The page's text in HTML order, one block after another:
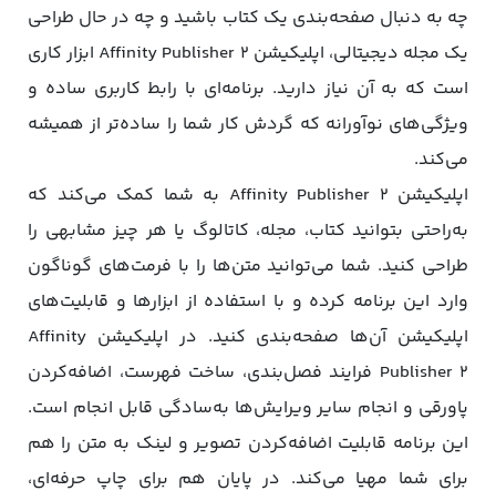
چه به دنبال صفحه‌بندی یک کتاب باشید و چه در حال طراحی
یک مجله دیجیتالی، اپلیکیشن Affinity Publisher 2 ابزار کاری
است که به آن نیاز دارید. برنامه‌ای با رابط کاربری ساده و
ویژگی‌های نوآورانه که گردش کار شما را ساده‌تر از همیشه
می‌کند.
اپلیکیشن Affinity Publisher 2 به شما کمک می‌کند که
به‌راحتی بتوانید کتاب، مجله، کاتالوگ یا هر چیز مشابهی را
طراحی کنید. شما می‌توانید متن‌ها را با فرمت‌های گوناگون
وارد این برنامه کرده و با استفاده از ابزارها و قابلیت‌های
اپلیکیشن آن‌ها صفحه‌بندی کنید. در اپلیکیشن Affinity
Publisher 2 فرایند فصل‌بندی، ساخت فهرست، اضافه‌کردن
پاورقی و انجام سایر ویرایش‌ها به‌سادگی قابل انجام است.
این برنامه قابلیت اضافه‌کردن تصویر و لینک به متن را هم
برای شما مهیا می‌کند. در پایان هم برای چاپ حرفه‌ای،